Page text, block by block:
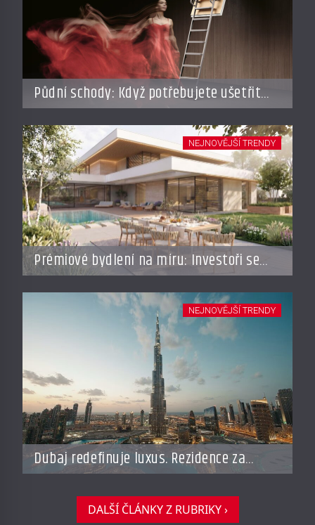
Půdní schody: Když potřebujete ušetřit
místo, ale nechcete dělat kompromisy
Prémiové bydlení na míru: Investoři se
vracejí do Česka, roste zájem o top
adresy i byty a domy za stovky milionů
NEJNOVĚJŠÍ TRENDY
Dubaj redefinuje luxus. Rezidence za
miliardy dnes připomínají soukromé
resorty budoucnosti
NEJNOVĚJŠÍ TRENDY
DALŠÍ ČLÁNKY Z RUBRIKY ›